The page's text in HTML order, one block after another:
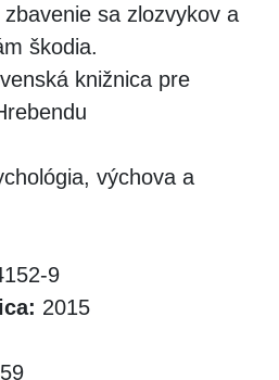
sa zlozvykov a
škodia.
knižnica pre
výchova a
9
2015